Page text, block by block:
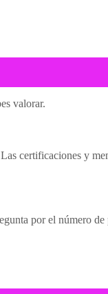
valorar.
certificaciones y
por el número